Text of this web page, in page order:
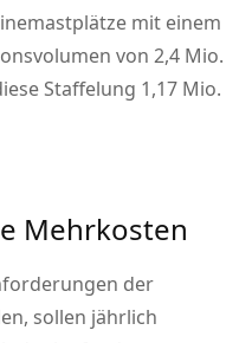
mit einem
von 2,4 Mio.
Staffelung 1,17 Mio.
Mehrkosten
der
sollen jährlich